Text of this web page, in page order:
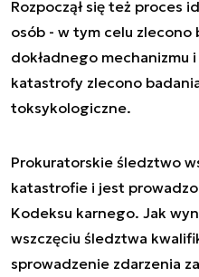
Rozpoczął się też proces
osób - w tym celu zlecono
dokładnego mechanizmu
katastrofy zlecono
toksykologiczne.
Prokuratorskie śledztwo
katastrofie i jest
Kodeksu karnego. Jak
wszczęciu śledztwa
sprowadzenie zdarzenia